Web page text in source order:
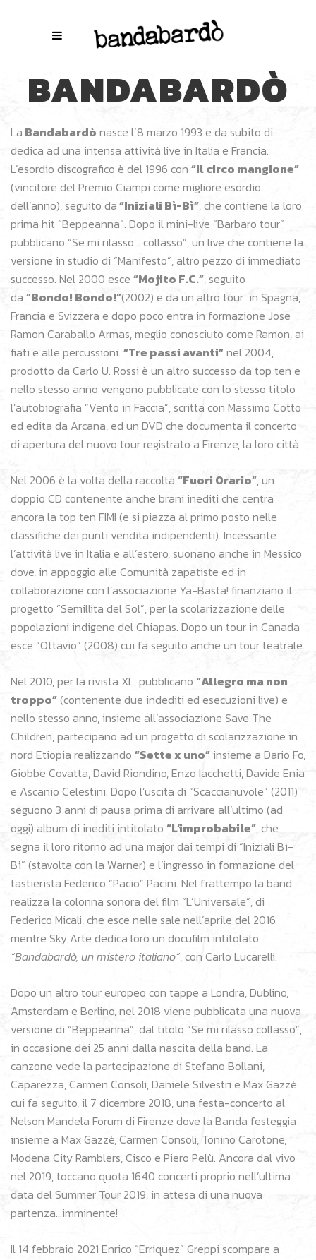
BANDABARDÒ
La Bandabardò nasce l’8 marzo 1993 e da subito di
dedica ad una intensa attività live in Italia e Francia.
L’esordio discografico è del 1996 con “Il circo mangione”
(vincitore del Premio Ciampi come migliore esordio
dell’anno), seguito da“Iniziali Bì-Bì”, che contiene la loro
prima hit “Beppeanna”. Dopo il mini-live “Barbaro tour”
pubblicano “Se mi rilasso… collasso”, un live che contiene la
versione in studio di “Manifesto”, altro pezzo di immediato
successo. Nel 2000 esce “Mojito F.C.”, seguito
da “Bondo! Bondo!”(2002) e da un altro tour in Spagna,
Francia e Svizzera e dopo poco entra in formazione Jose
Ramon Caraballo Armas, meglio conosciuto come Ramon, ai
fiati e alle percussioni. “Tre passi avanti”nel 2004,
prodotto da Carlo U. Rossi è un altro successo da top ten e
nello stesso anno vengono pubblicate con lo stesso titolo
l’autobiografia “Vento in Faccia”, scritta con Massimo Cotto
ed edita da Arcana, ed un DVD che documenta il concerto
di apertura del nuovo tour registrato a Firenze, la loro città.
Nel 2006 è la volta della raccolta “Fuori Orario”, un
doppio CD contenente anche brani inediti che centra
ancora la top ten FIMI (e si piazza al primo posto nelle
classifiche dei punti vendita indipendenti). Incessante
l’attività live in Italia e all’estero, suonano anche in Messico
dove, in appoggio alle Comunità zapatiste ed in
collaborazione con l’associazione Ya-Basta! finanziano il
progetto “Semillita del Sol”, per la scolarizzazione delle
popolazioni indigene del Chiapas. Dopo un tour in Canada
esce “Ottavio” (2008) cui fa seguito anche un tour teatrale.
Nel 2010, per la rivista XL, pubblicano “Allegro ma non
troppo”(contenente due indediti ed esecuzioni live) e
nello stesso anno, insieme all’associazione Save The
Children, partecipano ad un progetto di scolarizzazione in
nord Etiopia realizzando “Sette x uno”insieme a Dario Fo,
Giobbe Covatta, David Riondino, Enzo Iacchetti, Davide Enia
e Ascanio Celestini. Dopo l’uscita di “Scaccianuvole” (2011)
seguono 3 anni di pausa prima di arrivare all’ultimo (ad
oggi) album di inediti intitolato “L’improbabile”, che
segna il loro ritorno ad una major dai tempi di “Iniziali Bì-
Bì” (stavolta con la Warner) e l’ingresso in formazione del
tastierista Federico “Pacio” Pacini. Nel frattempo la band
realizza la colonna sonora del film “L’Universale”, di
Federico Micali, che esce nelle sale nell’aprile del 2016
mentre Sky Arte dedica loro un docufilm intitolato
“Bandabardò, un mistero italiano”, con Carlo Lucarelli.
Dopo un altro tour europeo con tappe a Londra, Dublino,
Amsterdam e Berlino, nel 2018 viene pubblicata una nuova
versione di “Beppeanna”, dal titolo “Se mi rilasso collasso”,
in occasione dei 25 anni dalla nascita della band. La
canzone vede la partecipazione di Stefano Bollani,
Caparezza, Carmen Consoli, Daniele Silvestri e Max Gazzè
cui fa seguito, il 7 dicembre 2018, una festa-concerto al
Nelson Mandela Forum di Firenze dove la Banda festeggia
insieme a Max Gazzè, Carmen Consoli, Tonino Carotone,
Modena City Ramblers, Cisco e Piero Pelù. Ancora dal vivo
nel 2019, toccano quota 1640 concerti proprio nell’ultima
data del Summer Tour 2019, in attesa di una nuova
partenza…imminente!
Il 14 febbraio 2021 Enrico “Erriquez” Greppi scompare a